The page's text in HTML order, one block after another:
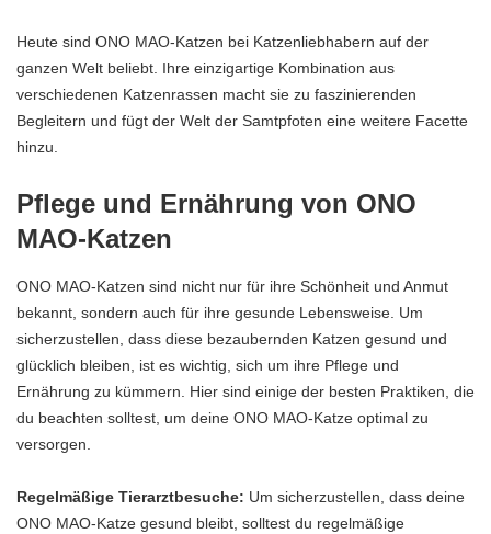
Heute sind ONO MAO-Katzen bei Katzenliebhabern auf der
ganzen Welt beliebt. Ihre einzigartige Kombination aus
verschiedenen Katzenrassen macht sie zu faszinierenden
Begleitern und fügt der Welt der Samtpfoten eine weitere Facette
hinzu.
Pflege und Ernährung von ONO
MAO-Katzen
ONO MAO-Katzen sind nicht nur für ihre Schönheit und Anmut
bekannt, sondern auch für ihre gesunde Lebensweise. Um
sicherzustellen, dass diese bezaubernden Katzen gesund und
glücklich bleiben, ist es wichtig, sich um ihre Pflege und
Ernährung zu kümmern. Hier sind einige der besten Praktiken, die
du beachten solltest, um deine ONO MAO-Katze optimal zu
versorgen.
Regelmäßige Tierarztbesuche: Um sicherzustellen, dass deine
ONO MAO-Katze gesund bleibt, solltest du regelmäßige